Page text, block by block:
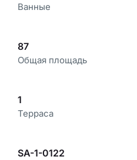
Ванные
87
Общая площадь
1
Терраса
SA-1-0122